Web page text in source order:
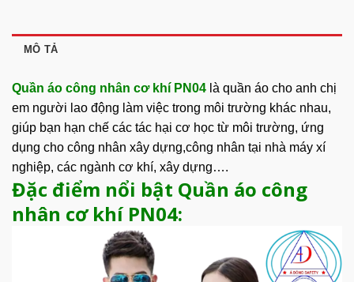
MÔ TẢ
Quần áo công nhân cơ khí PN04 là quần áo cho anh chị
em người lao động làm việc trong môi trường khác nhau,
giúp bạn hạn chế các tác hại cơ học từ môi trường, ứng
dụng cho công nhân xây dựng,công nhân tại nhà máy xí
nghiệp, các ngành cơ khí, xây dựng….
Đặc điểm nổi bật Quần áo công
nhân cơ khí PN04: